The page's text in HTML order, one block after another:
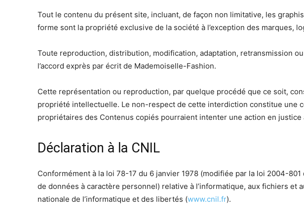
Tout le contenu du présent site, incluant, de façon non limitative, les
forme sont la propriété exclusive de la société à l’exception des marques,
Toute reproduction, distribution, modification, adaptation, retransmission
l’accord exprès par écrit de Mademoiselle-Fashion.
Cette représentation ou reproduction, par quelque procédé que ce soit,
propriété intellectuelle. Le non-respect de cette interdiction constitue une
propriétaires des Contenus copiés pourraient intenter une action en justice
Déclaration à la CNIL
Conformément à la loi 78-17 du 6 janvier 1978 (modifiée par la loi 2004-
de données à caractère personnel) relative à l’informatique, aux fichiers et
nationale de l’informatique et des libertés (www.cnil.fr).